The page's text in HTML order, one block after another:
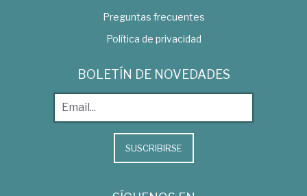
Preguntas frecuentes
Política de privacidad
BOLETÍN DE NOVEDADES
SUSCRIBIRSE